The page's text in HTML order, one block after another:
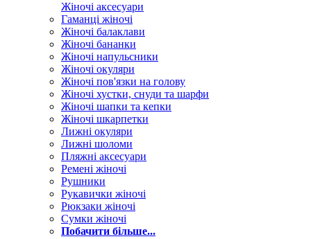
Жіночі аксесуари
Гаманці жіночі
Жіночі балаклави
Жіночі бананки
Жіночі напульсники
Жіночі окуляри
Жіночі пов'язки на голову
Жіночі хустки, снуди та шарфи
Жіночі шапки та кепки
Жіночі шкарпетки
Лижні окуляри
Лижні шоломи
Пляжні аксесуари
Ремені жіночі
Рушники
Рукавички жіночі
Рюкзаки жіночі
Сумки жіночі
Побачити більше...